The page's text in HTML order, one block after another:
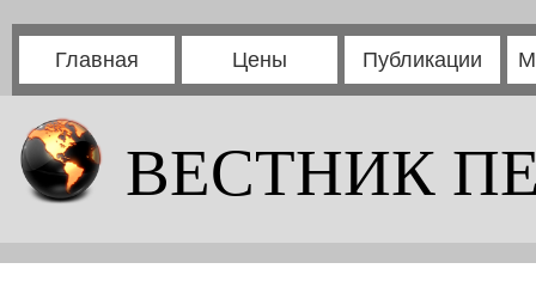
Главная Цены Публикации
ВЕСТНИК